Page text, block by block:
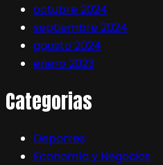
octubre 2024
septiembre 2024
agosto 2024
enero 2023
Categorias
Deportes
Economía y Negocios